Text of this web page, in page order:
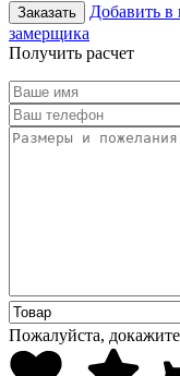
Заказать Добавить в
замерщика
Получить расчет
Пожалуйста,